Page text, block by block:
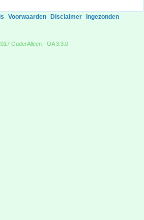
Voorwaarden Disclaimer Ingezonden
OuderAlleen - OA 3.3.0